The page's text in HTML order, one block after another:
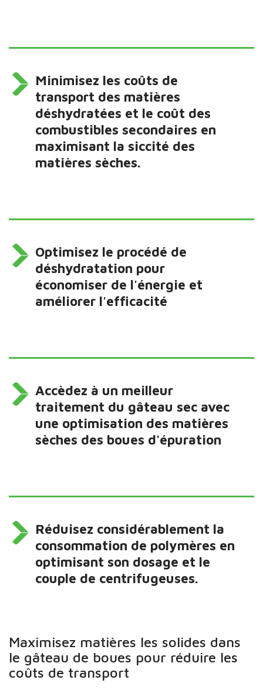
Minimisez les coûts de
transport des matières
déshydratées et le coût des
combustibles secondaires en
maximisant la siccité des
matières sèches.
Optimisez le procédé de
déshydratation pour
économiser de l'énergie et
améliorer l'efficacité
Accèdez à un meilleur
traitement du gâteau sec avec
une optimisation des matières
sèches des boues d'épuration
Réduisez considérablement la
consommation de polymères en
optimisant son dosage et le
couple de centrifugeuses.
Maximisez matières les solides dans
le gâteau de boues pour réduire les
coûts de transport